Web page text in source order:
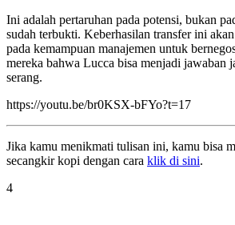
Ini adalah pertaruhan pada potensi, bukan
sudah terbukti. Keberhasilan transfer ini
pada kemampuan manajemen untuk
mereka bahwa Lucca bisa menjadi jawaban
serang.
https://youtu.be/br0KSX-bFYo?t=17
Jika kamu menikmati tulisan ini, kamu bisa
secangkir kopi dengan cara klik di sini.
4